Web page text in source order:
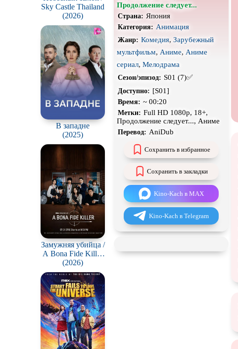
Sky Castle Thailand
(2026)
В западне
(2025)
Замужняя убийца /
A Bona Fide Killer
(Yubunyeo killeo)
(2026)
Сцены с
обнажённой
натурой
В ожидании
Продолжение следует...
Страна: Япония
Категория: Анимация
Жанр: Комедия, Зарубежный
мультфильм, Аниме, Аниме
сериал, Мелодрама
Сезон/эпизод: S01 (7)✅
Доступно: [S01]
Время: ~ 00:20
Метки: Full HD 1080p, 18+,
Продолжение следует..., Аниме
Перевод: AniDub
Сохранить в избранное
Сохранить в закладки
Kino-Kach в MAX
Kino-Kach в Telegram